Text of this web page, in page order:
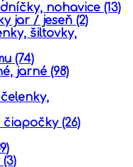
nohavice (13)
jar / jeseň (2)
šiltovky,
(74)
jarné (98)
čiapočky (26)
(3)